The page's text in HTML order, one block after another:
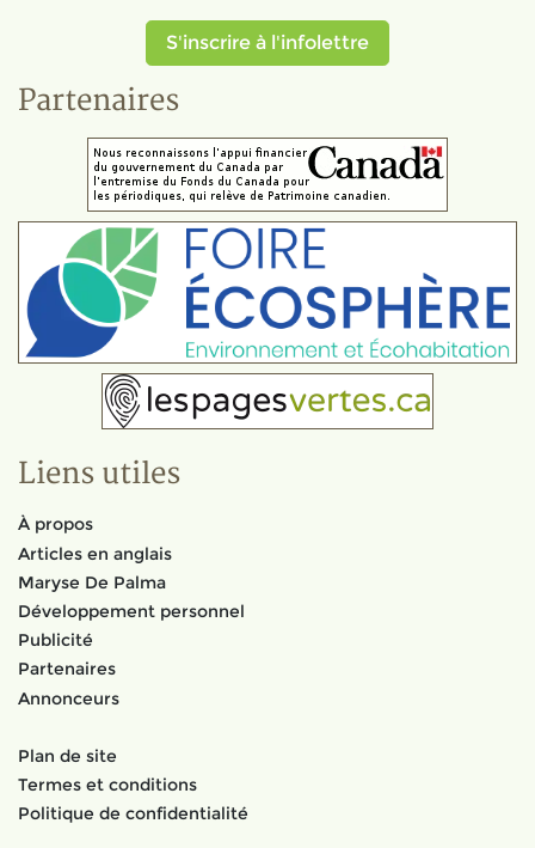
S'inscrire à l'infolettre
Partenaires
Liens utiles
À propos
Articles en anglais
Maryse De Palma
Développement personnel
Publicité
Partenaires
Annonceurs
Plan de site
Termes et conditions
Politique de confidentialité